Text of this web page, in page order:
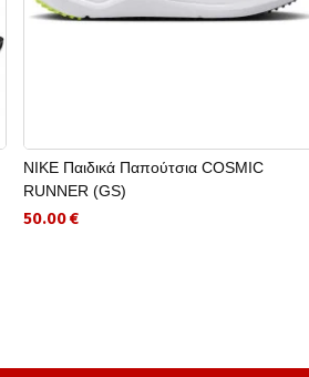
NIKE Παιδικά Παπούτσια COSMIC
RUNNER (GS)
50.00 €